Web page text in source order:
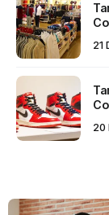
21
20